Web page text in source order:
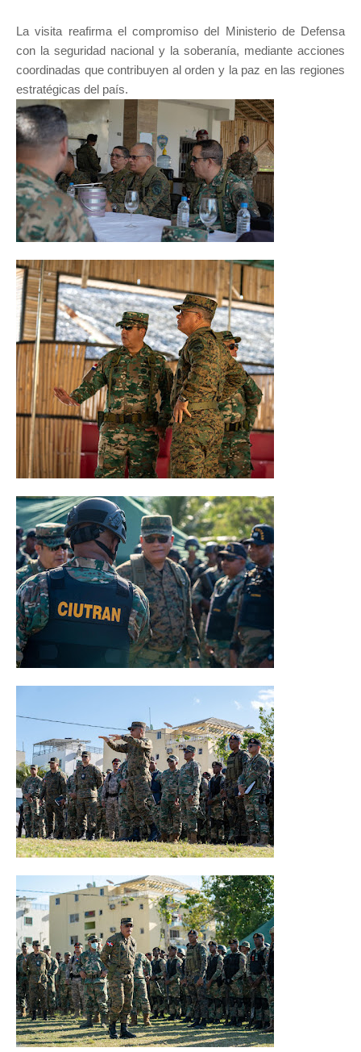
La visita reafirma el compromiso del Ministerio de Defensa
con la seguridad nacional y la soberanía, mediante acciones
coordinadas que contribuyen al orden y la paz en las regiones
estratégicas del país.